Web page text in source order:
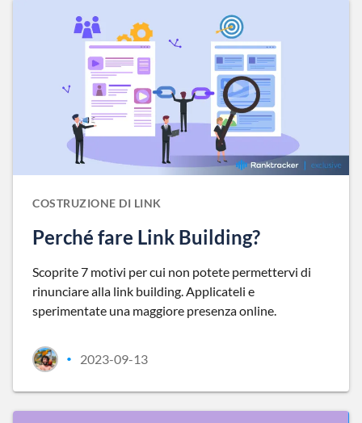
COSTRUZIONE DI LINK
Perché fare Link Building?
Scoprite 7 motivi per cui non potete permettervi di
rinunciare alla link building. Applicateli e
sperimentate una maggiore presenza online.
• 2023-09-13